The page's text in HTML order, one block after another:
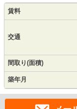
賃料
交通
間取り(面積)
築年月